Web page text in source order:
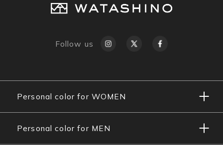
Follow us
Personal color for WOMEN
Personal color for MEN